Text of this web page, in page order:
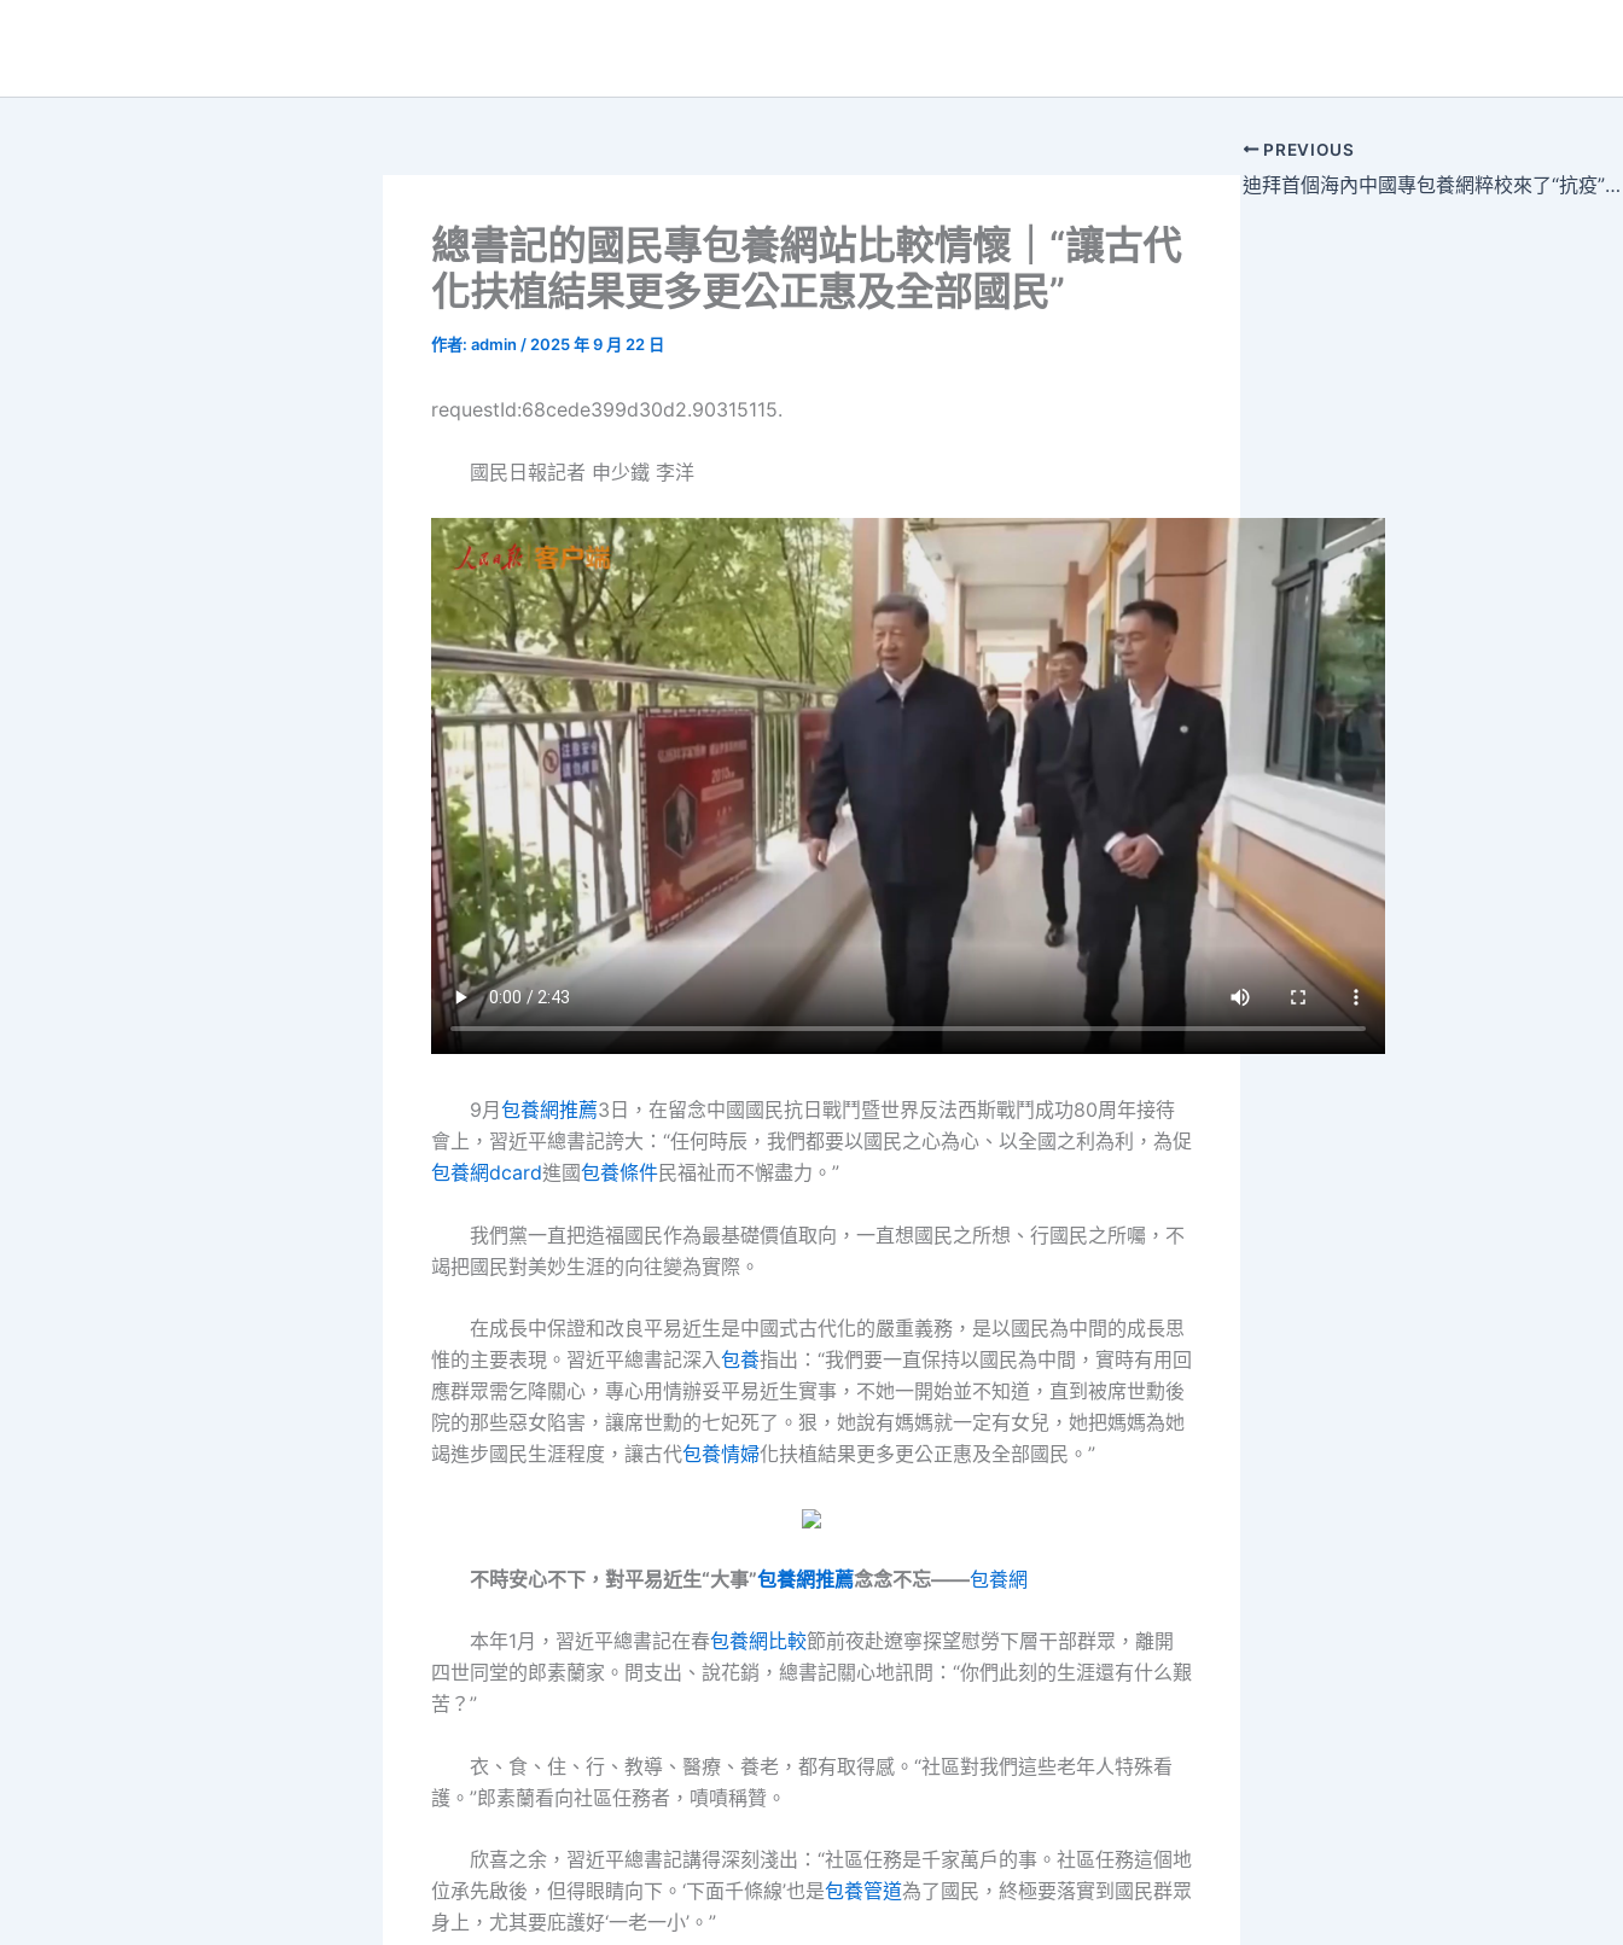
總書記的國民專包養網站比較情懷｜“讓古代
化扶植結果更多更公正惠及全部國民”
作者: admin / 2025 年 9 月 22 日
requestId:68cede399d30d2.90315115.
國民日報記者 申少鐵 李洋
9月 包養網推薦3日，在留念中國國民抗日戰鬥暨世界反法西斯戰鬥成功80周年接待
會上，習近平總書記誇大：“任何時辰，我們都要以國民之心為心、以全國之利為利，為促
包養網dcard進國包養條件民福祉而不懈盡力。”
我們黨一直把造福國民作為最基礎價值取向，一直想國民之所想、行國民之所囑，不
竭把國民對美妙生涯的向往變為實際。
在成長中保證和改良平易近生是中國式古代化的嚴重義務，是以國民為中間的成長思
惟的主要表現。習近平總書記深入包養指出：“我們要一直保持以國民為中間，實時有用回
應群眾需乞降關心，專心用情辦妥平易近生實事，不她一開始並不知道，直到被席世勳後
院的那些惡女陷害，讓席世勳的七妃死了。狠，她說有媽媽就一定有女兒，她把媽媽為她
竭進步國民生涯程度，讓古代包養情婦化扶植結果更多更公正惠及全部國民。”
不時安心不下，對平易近生“大事”包養網推薦念念不忘——包養網
本年1月，習近平總書記在春包養網比較節前夜赴遼寧探望慰勞下層干部群眾，離開
四世同堂的郎素蘭家。問支出、說花銷，總書記關心地訊問：“你們此刻的生涯還有什么艱
苦？”
衣、食、住、行、教導、醫療、養老，都有取得感。“社區對我們這些老年人特殊看
護。”郎素蘭看向社區任務者，嘖嘖稱贊。
欣喜之余，習近平總書記講得深刻淺出：“社區任務是千家萬戶的事。社區任務這個地
位承先啟後，但得眼睛向下。‘下面千條線’也是包養管道為了國民，終極要落實到國民群眾
身上，尤其要庇護好‘一老一小’。”
PREVIOUS
迪拜首個海內中國專包養網粹校來了“抗疫”中建藍天使